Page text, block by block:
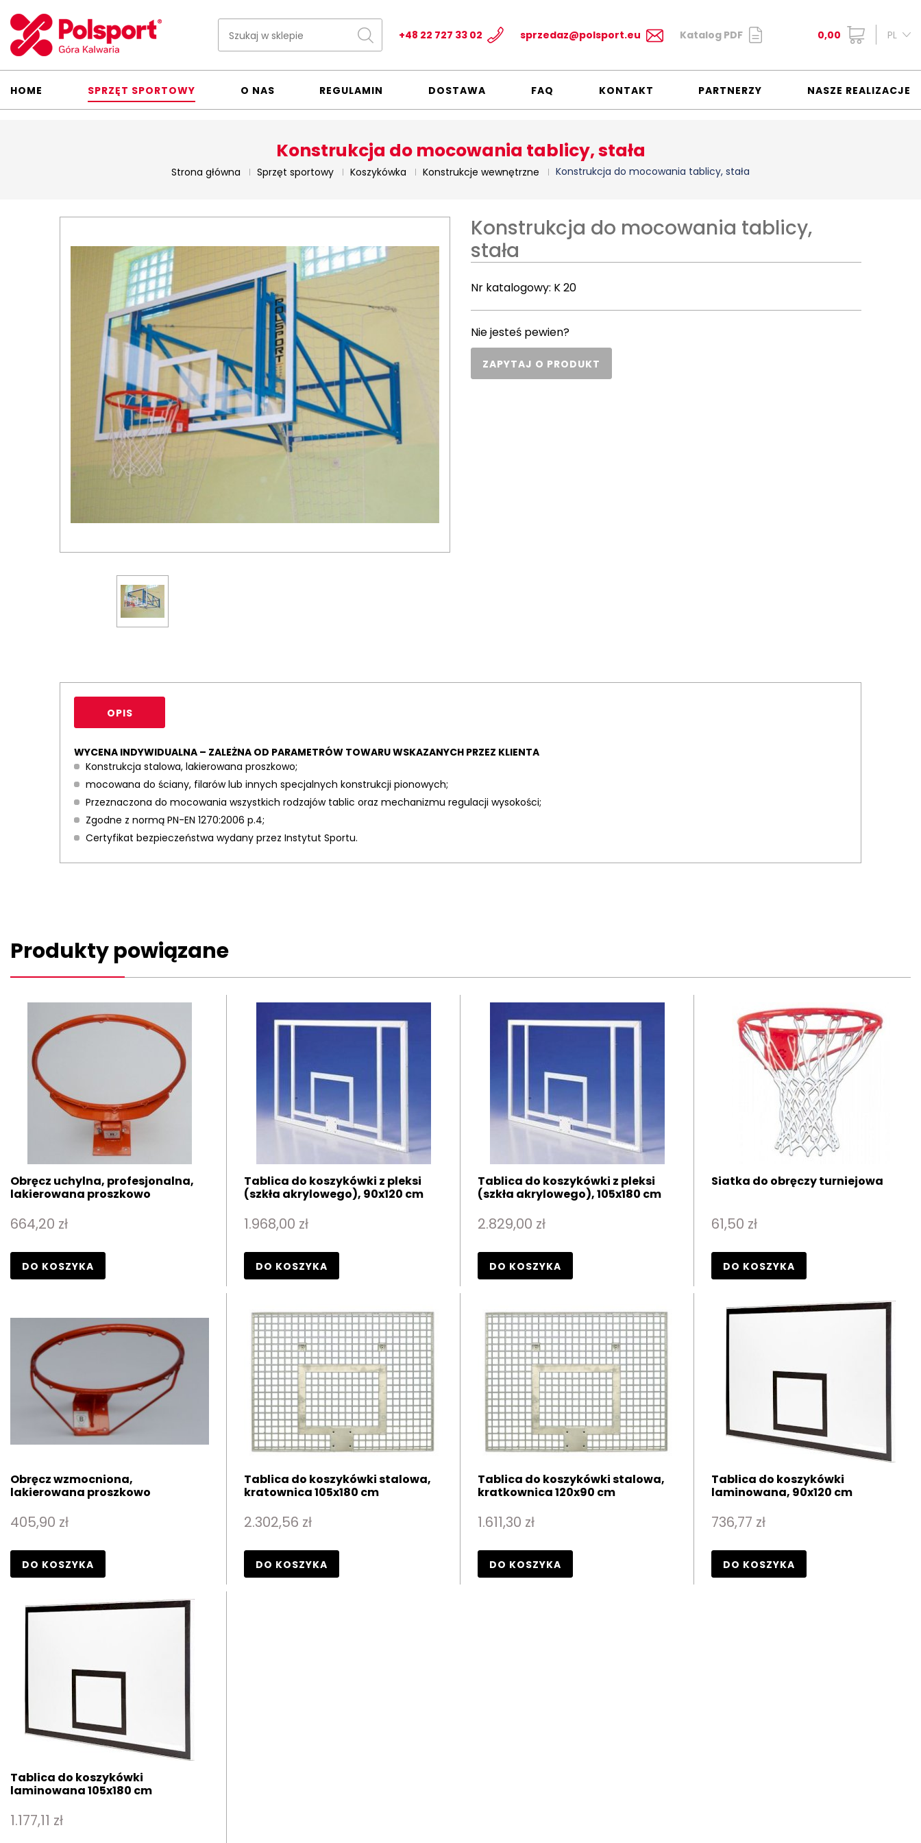
+48 22 727 33 02 sprzedaz@polsport.eu Katalog PDF 0,00 PL
HOME SPRZĘT SPORTOWY O NAS REGULAMIN DOSTAWA FAQ KONTAKT PARTNERZY NASZE REALIZACJE
Konstrukcja do mocowania tablicy, stała
Strona główna Sprzęt sportowy Koszykówka Konstrukcje wewnętrzne Konstrukcja do mocowania tablicy, stała
Konstrukcja do mocowania tablicy,
stała
Nr katalogowy: K 20
Nie jesteś pewien?
ZAPYTAJ O PRODUKT
OPIS
WYCENA INDYWIDUALNA – ZALEŻNA OD PARAMETRÓW TOWARU WSKAZANYCH PRZEZ KLIENTA
Konstrukcja stalowa, lakierowana proszkowo;
mocowana do ściany, filarów lub innych specjalnych konstrukcji pionowych;
Przeznaczona do mocowania wszystkich rodzajów tablic oraz mechanizmu regulacji wysokości;
Zgodne z normą PN-EN 1270:2006 p.4;
Certyfikat bezpieczeństwa wydany przez Instytut Sportu.
Produkty powiązane
Obręcz uchylna, profesjonalna,
lakierowana proszkowo
664,20 zł
DO KOSZYKA
Tablica do koszykówki z pleksi
(szkła akrylowego), 90x120 cm
1.968,00 zł
DO KOSZYKA
Tablica do koszykówki z pleksi
(szkła akrylowego), 105x180 cm
2.829,00 zł
DO KOSZYKA
Siatka do obręczy turniejowa
61,50 zł
DO KOSZYKA
Obręcz wzmocniona,
lakierowana proszkowo
405,90 zł
DO KOSZYKA
Tablica do koszykówki stalowa,
kratownica 105x180 cm
2.302,56 zł
DO KOSZYKA
Tablica do koszykówki stalowa,
kratkownica 120x90 cm
1.611,30 zł
DO KOSZYKA
Tablica do koszykówki
laminowana, 90x120 cm
736,77 zł
DO KOSZYKA
Tablica do koszykówki
laminowana 105x180 cm
1.177,11 zł